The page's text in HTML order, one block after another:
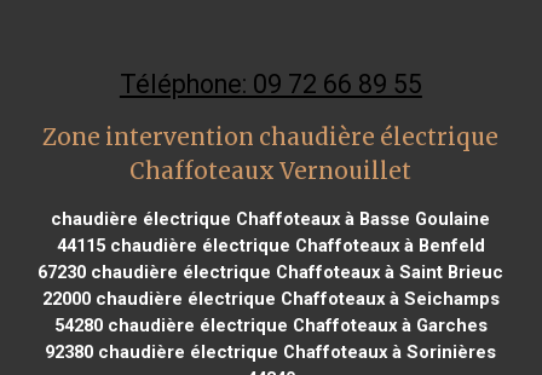
Téléphone: 09 72 66 89 55
Zone intervention chaudière électrique
Chaffoteaux Vernouillet
chaudière électrique Chaffoteaux à Basse Goulaine
44115chaudière électrique Chaffoteaux à Benfeld
67230 chaudière électrique Chaffoteaux à Saint Brieuc
22000chaudière électrique Chaffoteaux à Seichamps
54280chaudière électrique Chaffoteaux à Garches
92380 chaudière électrique Chaffoteaux à Sorinières